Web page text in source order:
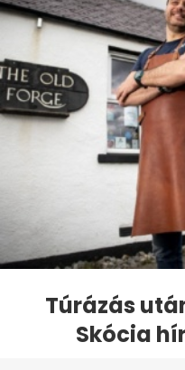
Túrázás
Skócia